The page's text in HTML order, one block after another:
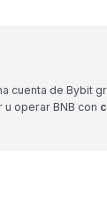
cuenta de Bybit
operar BNB con